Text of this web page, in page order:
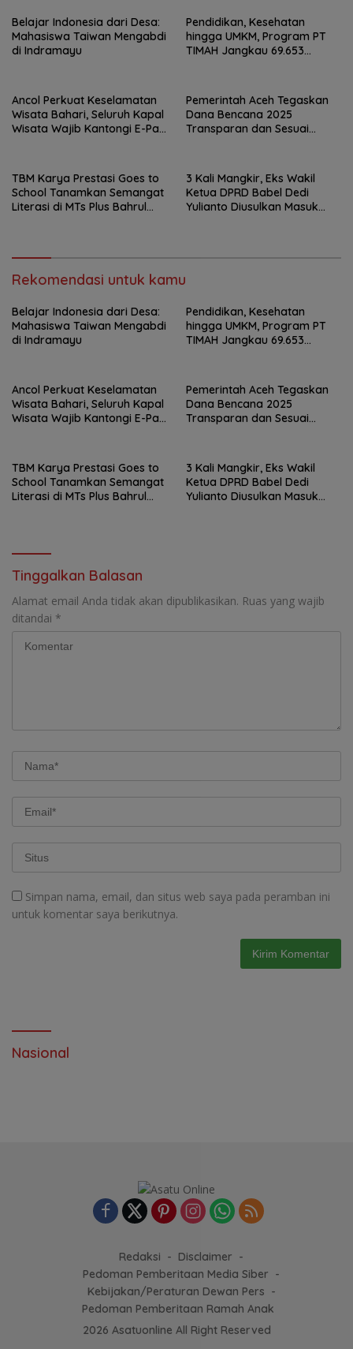
Belajar Indonesia dari Desa:
Mahasiswa Taiwan Mengabdi
di Indramayu
Pendidikan, Kesehatan
hingga UMKM, Program PT
TIMAH Jangkau 69.653
Ancol Perkuat Keselamatan
Wisata Bahari, Seluruh Kapal
Wisata Wajib Kantongi E-Pas
Pemerintah Aceh Tegaskan
Dana Bencana 2025
Transparan dan Sesuai
TBM Karya Prestasi Goes to
School Tanamkan Semangat
Literasi di MTs Plus Bahrul
3 Kali Mangkir, Eks Wakil
Ketua DPRD Babel Dedi
Yulianto Diusulkan Masuk
Rekomendasi untuk kamu
Belajar Indonesia dari Desa:
Mahasiswa Taiwan Mengabdi
di Indramayu
Pendidikan, Kesehatan
hingga UMKM, Program PT
TIMAH Jangkau 69.653
Ancol Perkuat Keselamatan
Wisata Bahari, Seluruh Kapal
Wisata Wajib Kantongi E-Pas
Pemerintah Aceh Tegaskan
Dana Bencana 2025
Transparan dan Sesuai
TBM Karya Prestasi Goes to
School Tanamkan Semangat
Literasi di MTs Plus Bahrul
3 Kali Mangkir, Eks Wakil
Ketua DPRD Babel Dedi
Yulianto Diusulkan Masuk
Tinggalkan Balasan
Alamat email Anda tidak akan dipublikasikan. Ruas yang wajib
ditandai *
Simpan nama, email, dan situs web saya pada peramban ini
untuk komentar saya berikutnya.
Nasional
Redaksi
Disclaimer
Pedoman Pemberitaan Media Siber
Kebijakan/Peraturan Dewan Pers
Pedoman Pemberitaan Ramah Anak
2026 Asatuonline All Right Reserved